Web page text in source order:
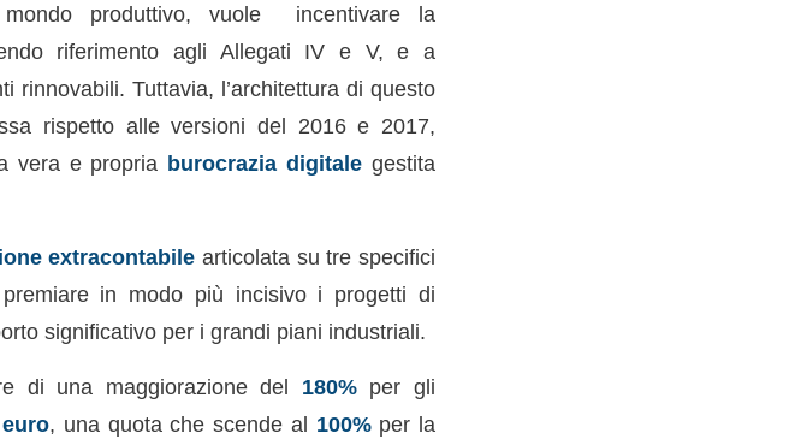
produttivo, vuole incentivare la
riferimento agli Allegati IV e V, e a
rinnovabili. Tuttavia, l’architettura di questo
rispetto alle versioni del 2016 e 2017,
vera e propria burocrazia digitale gestita
extracontabile articolata su tre specifici
in modo più incisivo i progetti di
significativo per i grandi piani industriali.
di una maggiorazione del 180%per gli
, una quota che scende al 100%per la